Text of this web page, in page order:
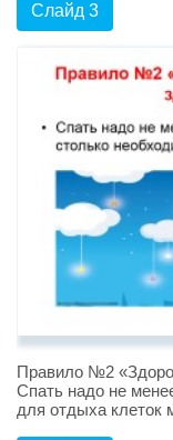
Слайд 3
Правило №2
Спать надо не
для отдыха клеток